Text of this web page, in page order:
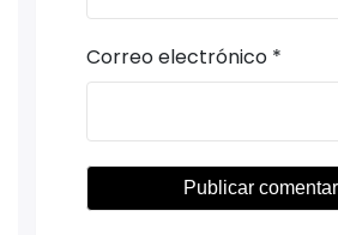
Correo electrónico *